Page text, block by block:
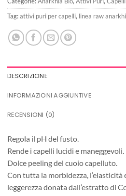
Tag:attivi puri per capelli, linea raw
DESCRIZIONE
INFORMAZIONI AGGIUNTIVE
RECENSIONI (0)
Regola il pH del fusto.
Rende i capelli lucidi e maneggevoli.
Dolce peeling del cuoio capelluto.
Con tutta la morbidezza, l’elasticità
leggerezza donata dall’estratto di